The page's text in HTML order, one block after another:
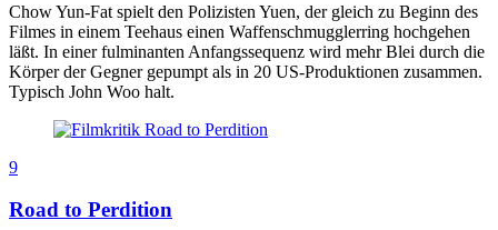
Chow Yun-Fat spielt den Polizisten Yuen, der gleich zu Beginn des
Filmes in einem Teehaus einen Waffenschmugglerring hochgehen
läßt. In einer fulminanten Anfangssequenz wird mehr Blei durch die
Körper der Gegner gepumpt als in 20 US-Produktionen zusammen.
Typisch John Woo halt.
9
Road to Perdition